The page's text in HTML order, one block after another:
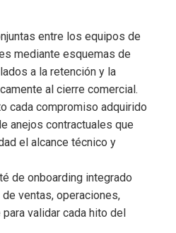
entre los equipos de
mediante esquemas de
a la retención y la
al cierre comercial.
cada compromiso adquirido
anejos contractuales que
el alcance técnico y
de onboarding integrado
ventas, operaciones,
validar cada hito del